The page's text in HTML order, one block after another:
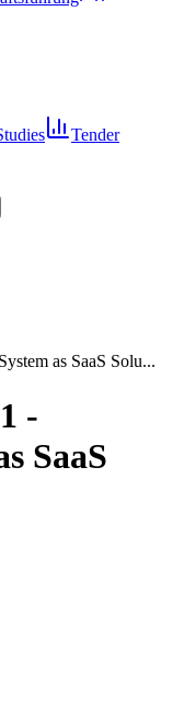
Tender
as SaaS Solu...
-
SaaS